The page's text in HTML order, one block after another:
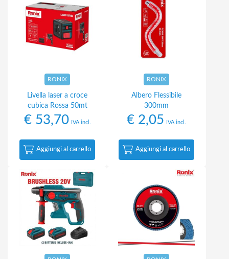
RONIX
Livella laser a croce
cubica Rossa 50mt
€53,70 IVA incl.
Aggiungi al carrello
RONIX
Albero Flessibile
300mm
€ 2,05 IVA incl.
Aggiungi al carrello